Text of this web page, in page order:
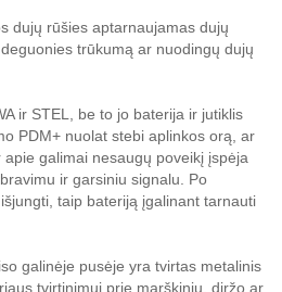
dujų rūšies aptarnaujamas dujų
trūkumą ar nuodingų dujų
ir STEL, be to jo baterija ir jutiklis
PDM+ nuolat stebi aplinkos orą, ar
galimai nesaugų poveikį įspėja
ir garsiniu signalu. Po
taip bateriją įgalinant tarnauti
galinėje pusėje yra tvirtas metalinis
tvirtinimui prie marškinių, diržo ar